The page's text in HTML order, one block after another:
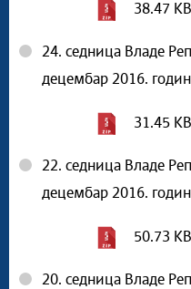
38.47 KB
24. седница Владе
децембар 2016.
31.45 KB
22. седница Владе
децембар 2016.
50.73 KB
20. седница Владе